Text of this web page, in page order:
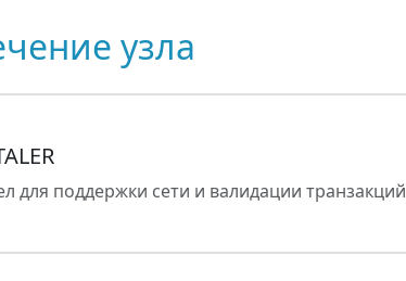
узла
для поддержки сети и валидации транзакций